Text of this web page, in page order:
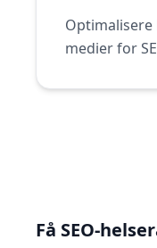
Optimalisere
medier for
Få SEO-